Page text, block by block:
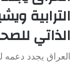
الترابية
الذاتي
العراق يجدد دعمه